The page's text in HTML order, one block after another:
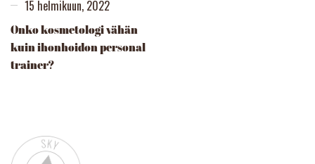
15 helmikuun, 2022
Onko kosmetologi vähän
kuin ihonhoidon personal
trainer?